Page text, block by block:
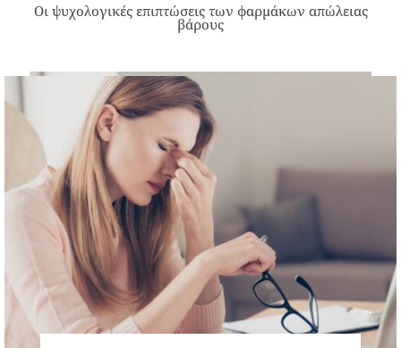
Οι ψυχολογικές επιπτώσεις των φαρμάκων απώλειας
βάρους